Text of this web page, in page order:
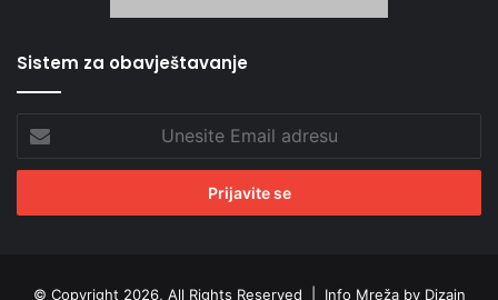
Sistem za obavještavanje
Email
adresu
© Copyright 2026, All Rights Reserved | Info Mreža by Dizajn